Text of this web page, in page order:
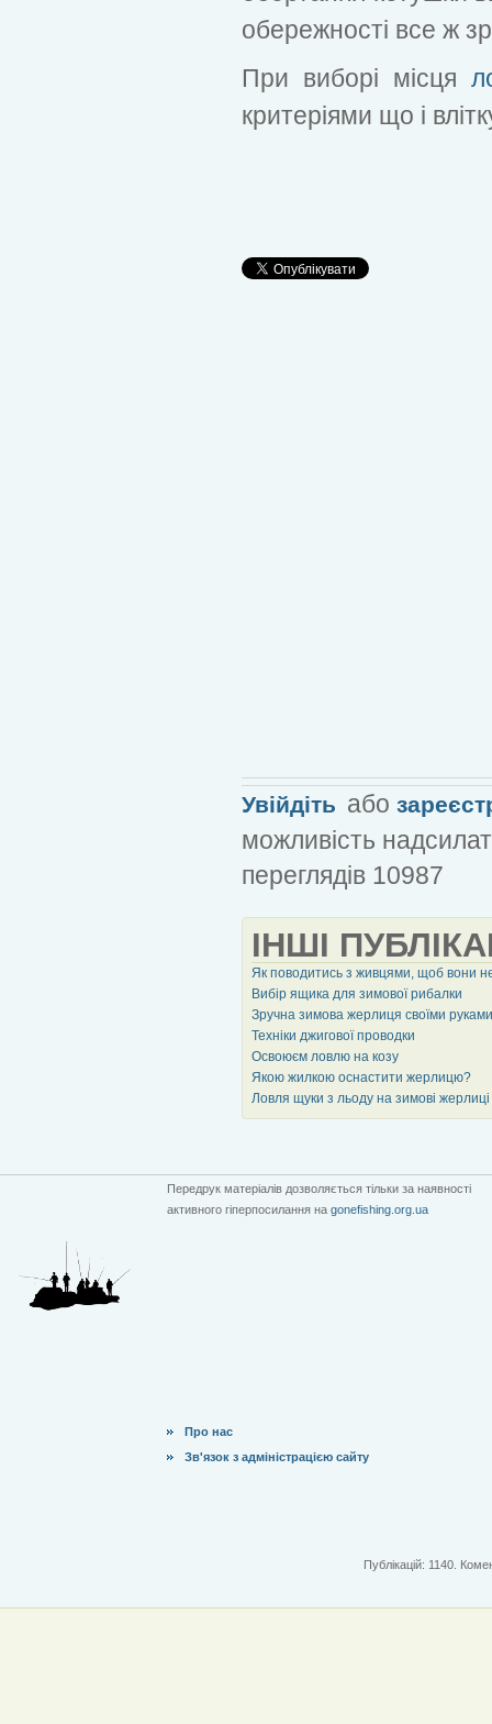
обережності все ж
При виборі місця
критеріями що і
Увійдіть або
можливість
переглядів 10987
ІНШІ
Як поводитись з живцями, щоб вони
Вибір ящика для зимової рибалки
Зручна зимова жерлиця своїми руками
Техніки джигової проводки
Освоюєм ловлю на козу
Якою жилкою оснастити жерлицю?
Ловля щуки з льоду на зимові жерлиці
Передрук матеріалів дозволяється тільки за наявності
активного гіперпосилання на gonefishing.org.ua
Про нас
Зв'язок з адміністрацією сайту
Публікацій: 1140.